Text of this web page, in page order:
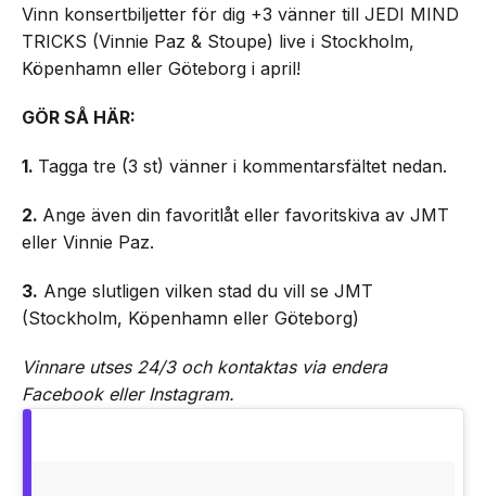
Vinn konsertbiljetter för dig +3 vänner till JEDI MIND
TRICKS (Vinnie Paz & Stoupe) live i Stockholm,
Köpenhamn eller Göteborg i april!
GÖR SÅ HÄR:
1. Tagga tre (3 st) vänner i kommentarsfältet nedan.
2. Ange även din favoritlåt eller favoritskiva av JMT
eller Vinnie Paz.
3. Ange slutligen vilken stad du vill se JMT
(Stockholm, Köpenhamn eller Göteborg)
Vinnare utses 24/3 och kontaktas via endera
Facebook eller Instagram.